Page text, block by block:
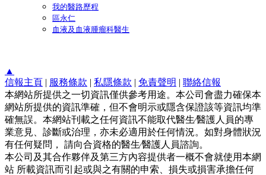
我的醫路歷程
區永仁
血液及血液腫瘤科醫生
▲
信報主頁 | 服務條款 | 私隱條款 | 免責聲明 | 聯絡信報
本網站所提供之一切資訊僅供參考用途。本公司會盡力確保本
網站所提供的資訊準確，但不會明示或隱含保證該等資訊均準
確無誤。本網站刊載之任何資訊不能取代醫生∕醫護人員的專
業意見、診斷或治理，亦未必適用於任何情況。如對身體狀況
有任何疑問， 請向合資格的醫生∕醫護人員諮詢。
本公司及其合作夥伴及第三方內容提供者一概不會就使用本網
站 所載資訊而引起或與之有關的申索、損失或損害承擔任何